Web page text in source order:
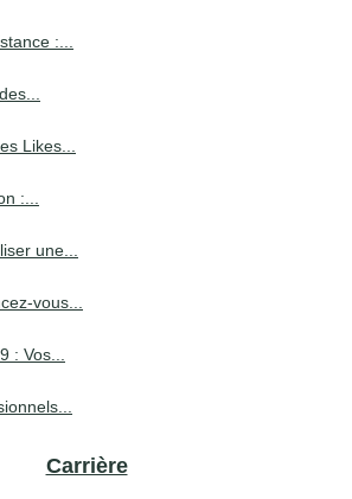
:...
Likes...
:...
une...
vous...
: Vos...
Carrière